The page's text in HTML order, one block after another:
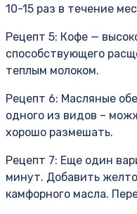
10-15 раз в течение
Рецепт 5: Кофе —
способствующего
теплым молоком.
Рецепт 6: Масляные
одного из видов –
хорошо размешать.
Рецепт 7: Еще один
минут. Добавить
камфорного масла.